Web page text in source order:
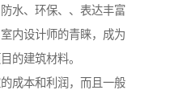
水、环保、、表达丰富
内设计师的青睐，成为
的建筑材料。
成本和利润，而且一般